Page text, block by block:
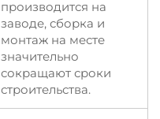
производится на
заводе, сборка и
монтаж на месте
значительно
сокращают сроки
строительства.